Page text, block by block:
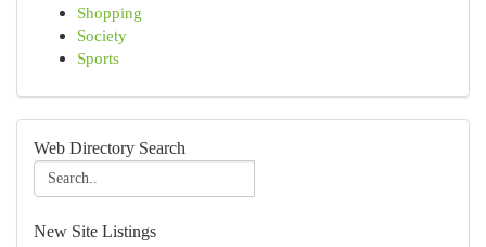
Shopping
Society
Sports
Web Directory Search
New Site Listings